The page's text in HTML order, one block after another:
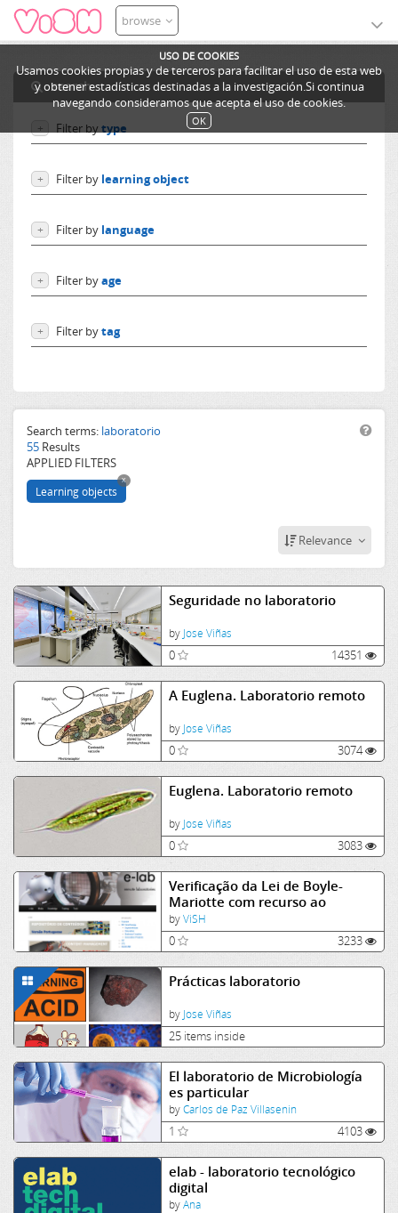
USO DE COOKIES
Usamos cookies propias y de terceros para facilitar el uso de esta web
y obtener estadísticas destinadas a la investigación.Si continua
navegando consideramos que acepta el uso de cookies.
OK
browse
search
+ Filter by type
Learning objects
+ Filter by learning object
Ediphy Documents
Categories
Lessons
+ Filter by language
German
Spanish
French
+ Filter byage
From 10 to 14 years
+ Filter bytag
Biology
Ciencia
Laboratorio
virtual
bioloxía
Search terms: laboratorio
55 Results
APPLIED FILTERS
Learning objects
x
Relevance
Seguridade no laboratorio
by Jose Viñas
0 14351
A Euglena. Laboratorio remoto
by Jose Viñas
0 3074
Euglena. Laboratorio remoto
by Jose Viñas
0 3083
Verificação da Lei de Boyle-
Mariotte com recurso ao
laboratório remoto e-lab
byViSH
0 3233
Prácticas laboratorio
by Jose Viñas
25 items inside
El laboratorio de Microbiología
es particular
byCarlos de Paz Villasenin
1 4103
elab - laboratorio tecnológico
digital
byAna